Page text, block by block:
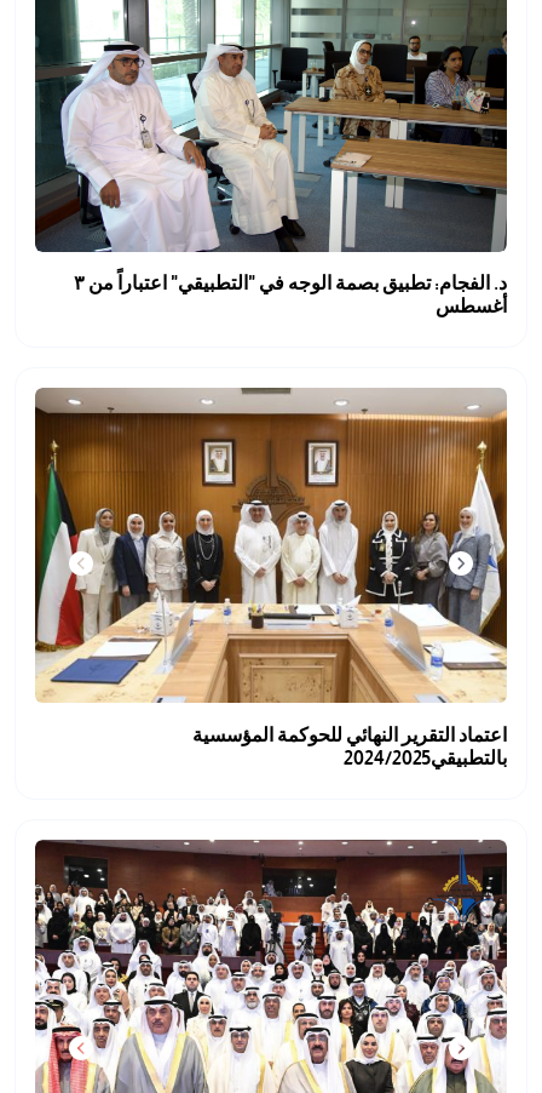
د. الفجام: تطبيق بصمة الوجه في "التطبيقي" اعتباراً من ٣
أغسطس
اعتماد التقرير النهائي للحوكمة المؤسسية
بالتطبيقي2024/2025